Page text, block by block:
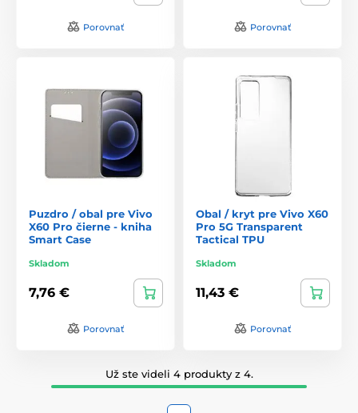
Porovnať Porovnať
Puzdro / obal pre Vivo
X60 Pro čierne - kniha
Smart Case
Skladom
7,76 €
Porovnať
Obal / kryt pre Vivo X60
Pro 5G Transparent
Tactical TPU
Skladom
11,43 €
Porovnať
Už ste videli 4 produkty z 4.